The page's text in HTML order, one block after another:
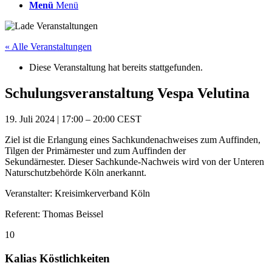
Menü Menü
« Alle Veranstaltungen
Diese Veranstaltung hat bereits stattgefunden.
Schulungsveranstaltung Vespa Velutina
19. Juli 2024 | 17:00 – 20:00 CEST
Ziel ist die Erlangung eines Sachkundenachweises zum Auffinden,
Tilgen der Primärnester und zum Auffinden der
Sekundärnester. Dieser Sachkunde-Nachweis wird von der Unteren
Naturschutzbehörde Köln anerkannt.
Veranstalter: Kreisimkerverband Köln
Referent: Thomas Beissel
10
Kalias Köstlichkeiten